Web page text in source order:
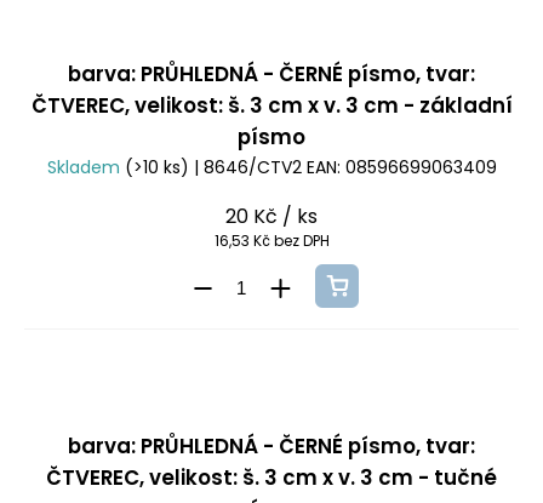
barva: PRŮHLEDNÁ - ČERNÉ písmo, tvar:
ČTVEREC, velikost: š. 3 cm x v. 3 cm - základní
písmo
Skladem (>10 ks) | 8646/CTV2 EAN: 08596699063409
20 Kč / ks
16,53 Kč bez DPH
barva: PRŮHLEDNÁ - ČERNÉ písmo, tvar:
ČTVEREC, velikost: š. 3 cm x v. 3 cm - tučné